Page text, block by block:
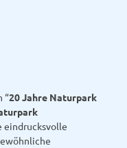
“20 Jahre Naturpark
eindrucksvolle